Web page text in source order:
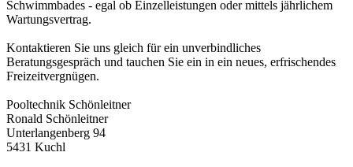
Schwimmbades - egal ob Einzelleistungen oder mittels jährlichem
Wartungsvertrag.
Kontaktieren Sie uns gleich für ein unverbindliches
Beratungsgespräch und tauchen Sie ein in ein neues, erfrischendes
Freizeitvergnügen.
Pooltechnik Schönleitner
Ronald Schönleitner
Unterlangenberg 94
5431 Kuchl